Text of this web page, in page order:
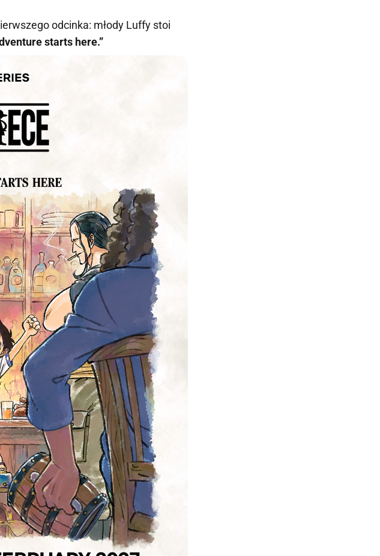
odcinka: młody Luffy stoi
starts here.”